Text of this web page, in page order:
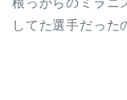
根っからのミラニ
してた選手だった